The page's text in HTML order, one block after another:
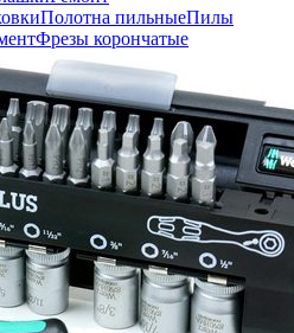
Полотна пильныеПилы
Фрезы корончатые